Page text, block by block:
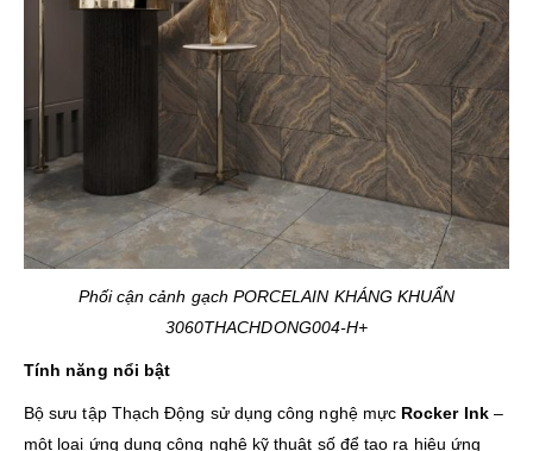
Phối cận cảnh gạch PORCELAIN KHÁNG KHUẨN
3060THACHDONG004-H+
Tính năng nổi bật
Bộ sưu tập Thạch Động sử dụng công nghệ mực Rocker Ink–
một loại ứng dụng công nghệ kỹ thuật số để tạo ra hiệu ứng